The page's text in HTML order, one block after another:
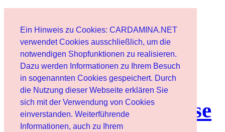
Ein Hinweis zu Cookies: CARDAMINA.NET
verwendet Cookies ausschließlich, um die
notwendigen Shopfunktionen zu realisieren.
Dazu werden Informationen zu Ihrem Besuch
in sogenannten Cookies gespeichert. Durch
die Nutzung dieser Webseite erklären Sie
sich mit der Verwendung von Cookies
einverstanden. Weiterführende
Informationen, auch zu Ihrem
User
Newsletter
Nutzungshinweise